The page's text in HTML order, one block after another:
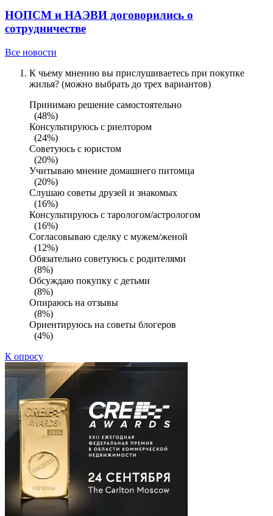
НОПСМ и НАЭВИ договорились о
сотрудничестве
Все новости
К чьему мнению вы прислушиваетесь при покупке
жилья? (можно выбрать до трех вариантов)
Принимаю решение самостоятельно
(48%)
Консультируюсь с риелтором
(24%)
Советуюсь с юристом
(20%)
Учитываю мнение домашнего питомца
(20%)
Слушаю советы друзей и знакомых
(16%)
Консультируюсь с тарологом/астрологом
(16%)
Согласовываю сделку с мужем/женой
(12%)
Обязательно советуюсь с родителями
(8%)
Обсуждаю покупку с детьми
(8%)
Опираюсь на отзывы
(8%)
Ориентируюсь на советы блогеров
(4%)
К опросу